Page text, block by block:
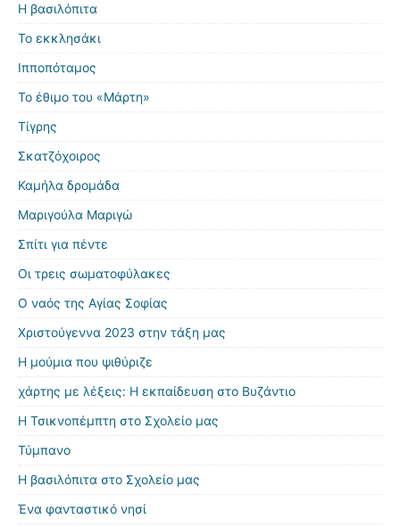
Η βασιλόπιτα
Το εκκλησάκι
Ιπποπόταμος
Το έθιμο του «Μάρτη»
Τίγρης
Σκατζόχοιρος
Καμήλα δρομάδα
Μαριγούλα Μαριγώ
Σπίτι για πέντε
Οι τρεις σωματοφύλακες
Ο ναός της Αγίας Σοφίας
Χριστούγεννα 2023 στην τάξη μας
Η μούμια που ψιθύριζε
χάρτης με λέξεις: Η εκπαίδευση στο Βυζάντιο
Η Τσικνοπέμπτη στο Σχολείο μας
Τύμπανο
Η βασιλόπιτα στο Σχολείο μας
Ένα φανταστικό νησί